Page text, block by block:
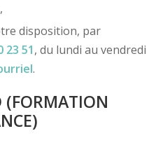
disposition, par
23 51, du lundi au vendredi
.
(FORMATION